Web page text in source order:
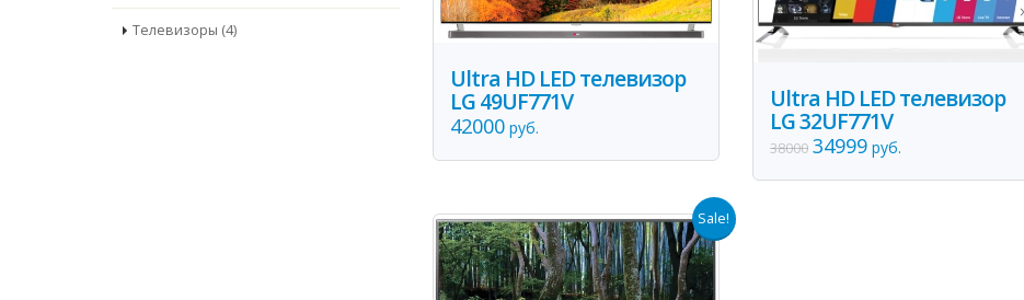
Телевизоры (4)
Ultra HD LED телевизор
LG 49UF771V
42000руб.
Ultra HD LED телевизор
LG 32UF771V
38000 34999руб.
Sale!